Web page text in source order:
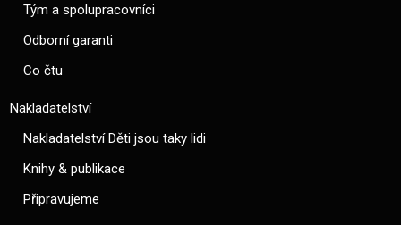
Tým a spolupracovníci
Odborní garanti
Co čtu
Nakladatelství
Nakladatelství Děti jsou taky lidi
Knihy & publikace
Připravujeme